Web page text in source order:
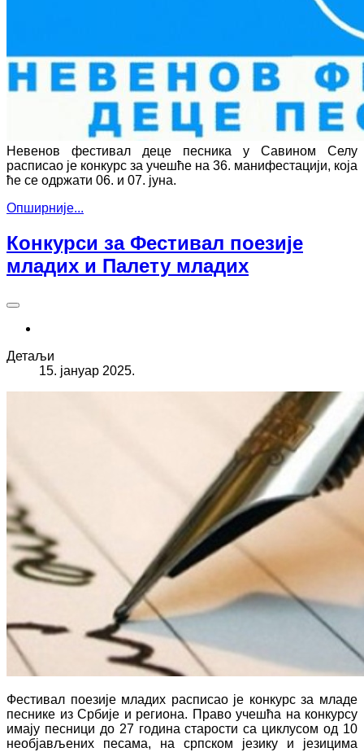
Невенов фестивал деце песника у Савином Селу
расписао је конкурс за учешће на 36. манифестацији, која
ће се одржати 06. и 07. јуна.
Опширније...
Конкурси за Фестивал поезије
младих и Палету младих
Детаљи
15. јануар 2025.
Фестивал поезије младих расписао је конкурс за младе
песнике из Србије и региона. Право учешћа на конкурсу
имају песници до 27 година старости са циклусом од 10
необјављених песама, на српском језику и језицима